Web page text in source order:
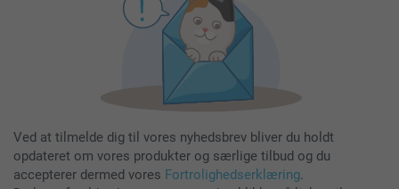
Ved at tilmelde dig til vores nyhedsbrev bliver du holdt
opdateret om vores produkter og særlige tilbud og du
accepterer dermed vores Fortrolighedserklæring.